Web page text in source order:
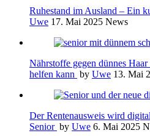
Ruhestand im Ausland – Ein
Uwe 17. Mai 2025 News
Nährstoffe gegen dünnes
helfen kann by Uwe 13. Mai
Der Rentenausweis wird
Senior by Uwe 6. Mai 2025